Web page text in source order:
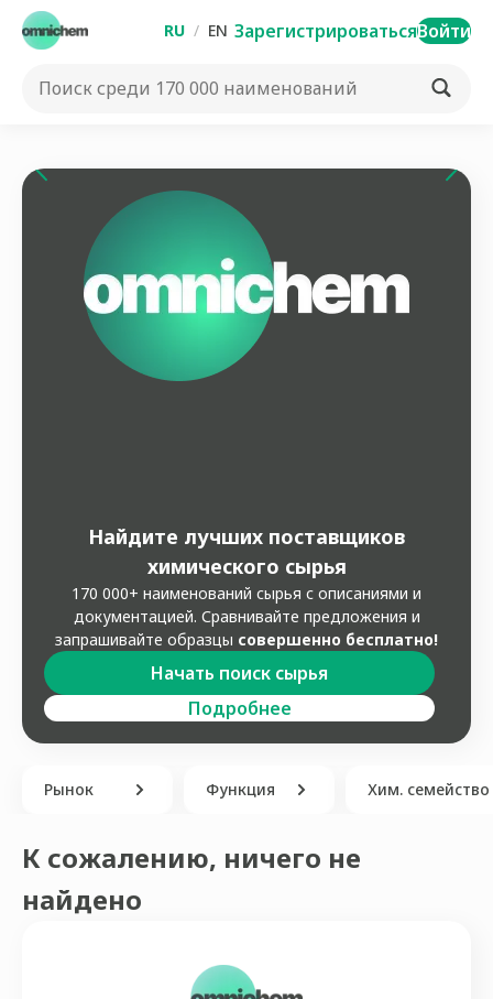
RU / EN ЗарегистрироватьсяВойти
Найдите лучших поставщиков
химического сырья
170 000+ наименований сырья с описаниями и
документацией. Сравнивайте предложения и
запрашивайте образцы совершенно бесплатно!
Начать поиск сырья
Подробнее
Рынок Функция Хим. семейство
К сожалению, ничего не
найдено